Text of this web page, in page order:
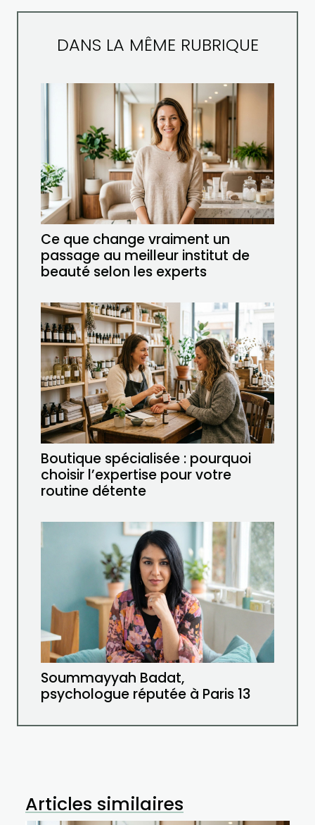
DANS LA MÊME RUBRIQUE
Ce que change vraiment un
passage au meilleur institut de
beauté selon les experts
Boutique spécialisée : pourquoi
choisir l’expertise pour votre
routine détente
Soummayyah Badat,
psychologue réputée à Paris 13
Articles similaires